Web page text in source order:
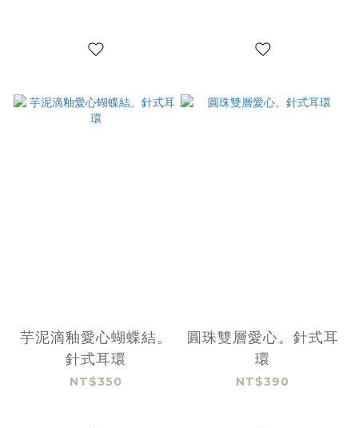
芋泥滴釉愛心蝴蝶結。
針式耳環
NT$350
圓珠雙層愛心。針式耳
環
NT$390